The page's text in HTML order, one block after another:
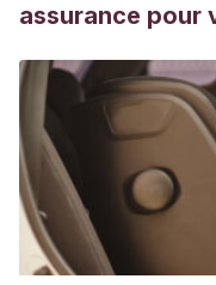
assurance pour